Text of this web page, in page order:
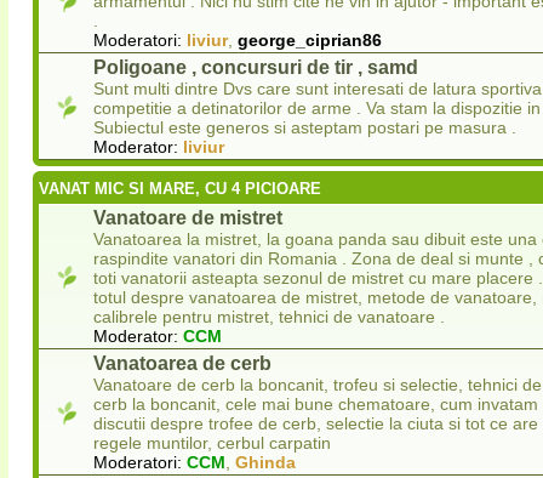
.
Moderatori: liviur, george_ciprian86
Poligoane , concursuri de tir , samd
Sunt multi dintre Dvs care sunt interesati de latura
competitie a detinatorilor de arme . Va stam la dispozitie
Subiectul este generos si asteptam postari pe masura .
Moderator: liviur
VANAT MIC SI MARE, CU 4 PICIOARE
Vanatoare de mistret
Vanatoarea la mistret, la goana panda sau dibuit este una
raspindite vanatori din Romania . Zona de deal si munte ,
toti vanatorii asteapta sezonul de mistret cu mare placere
totul despre vanatoarea de mistret, metode de vanatoare,
calibrele pentru mistret, tehnici de vanatoare .
Moderator: CCM
Vanatoarea de cerb
Vanatoare de cerb la boncanit, trofeu si selectie, tehnici
cerb la boncanit, cele mai bune chematoare, cum
discutii despre trofee de cerb, selectie la ciuta si tot ce
regele muntilor, cerbul carpatin
Moderatori: CCM, Ghinda